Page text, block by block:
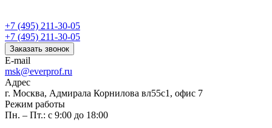
+7 (495) 211-30-05
+7 (495) 211-30-05
Заказать звонок
E-mail
msk@everprof.ru
Адрес
г. Москва, Адмирала Корнилова вл55с1, офис 7
Режим работы
Пн. – Пт.: с 9:00 до 18:00